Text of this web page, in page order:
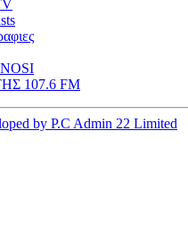
107.6 FM
by P.C Admin 22 Limited